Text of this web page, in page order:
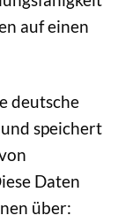
auf einen
deutsche
speichert
Daten
über: